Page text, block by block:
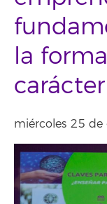
la
carácter
miércoles 25